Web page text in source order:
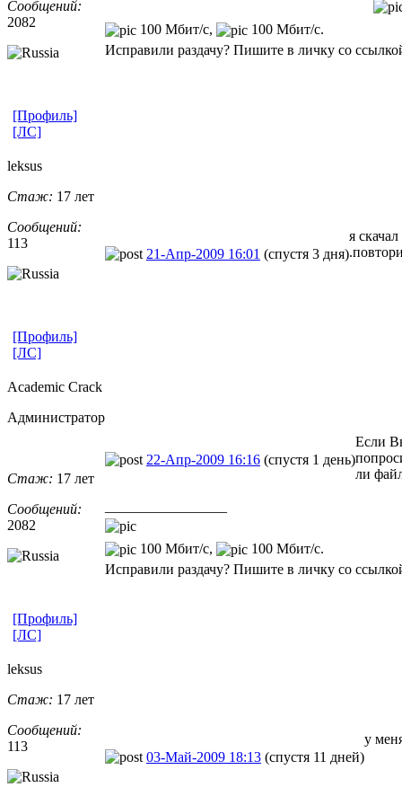
Сообщений:
2082
100 Мбит/с,
100 Мбит/с.
Исправили раздачу? Пишите в личку со
[Профиль]
[ЛС]
leksus
Стаж: 17 лет
Сообщений:
113
21-Апр-2009 16:01 (спустя 3 дня)
я
[Профиль]
[ЛС]
Academic Crack
Администратор
Стаж: 17 лет
Сообщений:
2082
22-Апр-2009 16:16 (спустя 1 день)
Если
ли
100 Мбит/с,
100 Мбит/с.
Исправили раздачу? Пишите в личку со
[Профиль]
[ЛС]
leksus
Стаж: 17 лет
Сообщений:
113
03-Май-2009 18:13 (спустя 11 дней)
у